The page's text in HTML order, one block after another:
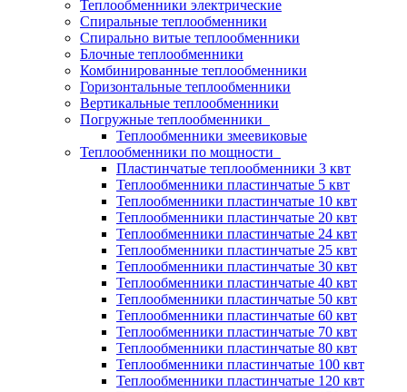
Теплообменники электрические
Спиральные теплообменники
Спирально витые теплообменники
Блочные теплообменники
Комбинированные теплообменники
Горизонтальные теплообменники
Вертикальные теплообменники
Погружные теплообменники
Теплообменники змеевиковые
Теплообменники по мощности
Пластинчатые теплообменники 3 квт
Теплообменники пластинчатые 5 квт
Теплообменники пластинчатые 10 квт
Теплообменники пластинчатые 20 квт
Теплообменники пластинчатые 24 квт
Теплообменники пластинчатые 25 квт
Теплообменники пластинчатые 30 квт
Теплообменники пластинчатые 40 квт
Теплообменники пластинчатые 50 квт
Теплообменники пластинчатые 60 квт
Теплообменники пластинчатые 70 квт
Теплообменники пластинчатые 80 квт
Теплообменники пластинчатые 100 квт
Теплообменники пластинчатые 120 квт